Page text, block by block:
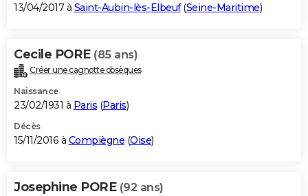
13/04/2017 à Saint-Aubin-lès-Elbeuf(Seine-Maritime)
Cecile PORE (85 ans)
Créer une cagnotte obsèques
Naissance
23/02/1931 à Paris (Paris)
Décès
15/11/2016 à Compiègne (Oise)
Josephine PORE (92 ans)